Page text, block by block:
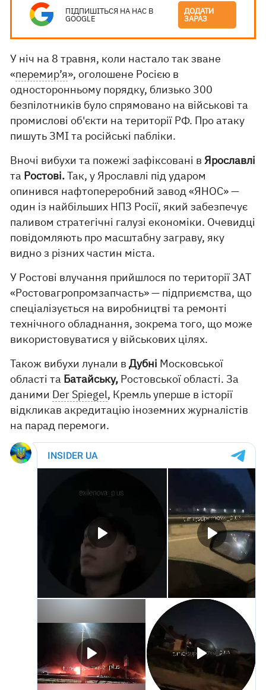
ПІДПИШІТЬСЯ НА НАС В
GOOGLE
ДОДАТИ
ЗАРАЗ
У ніч на 8 травня, коли настало так зване
«перемир’я», оголошене Росією в
односторонньому порядку, близько 300
безпілотників було спрямовано на військові та
промислові об'єкти на території РФ. Про атаку
пишуть ЗМІ та російські пабліки.
Вночі вибухи та пожежі зафіксовані вЯрославлі
та Ростові.Так, у Ярославлі під ударом
опинився нафтопереробний завод «ЯНОС» —
один із найбільших НПЗ Росії, який забезпечує
паливом стратегічні галузі економіки. Очевидці
повідомляють про масштабну заграву, яку
видно з різних частин міста.
У Ростові влучання прийшлося по території ЗАТ
«Ростовагропромзапчасть» — підприємства, що
спеціалізується на виробництві та ремонті
технічного обладнання, зокрема того, що може
використовуватися у військових цілях.
Також вибухи лунали вДубні Московської
області та Батайську, Ростовської області. За
даними Der Spiegel, Кремль уперше в історії
відкликав акредитацію іноземних журналістів
на парад перемоги.